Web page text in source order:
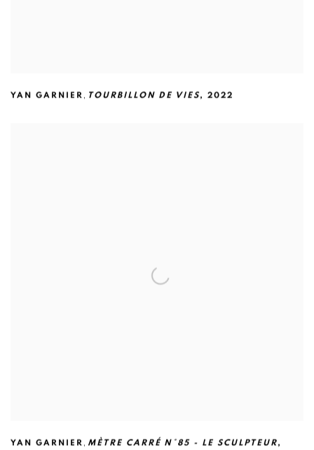
YAN GARNIER , TOURBILLON DE VIES,2022
YAN GARNIER , MÈTRE CARRÉ N°85 - LE SCULPTEUR,